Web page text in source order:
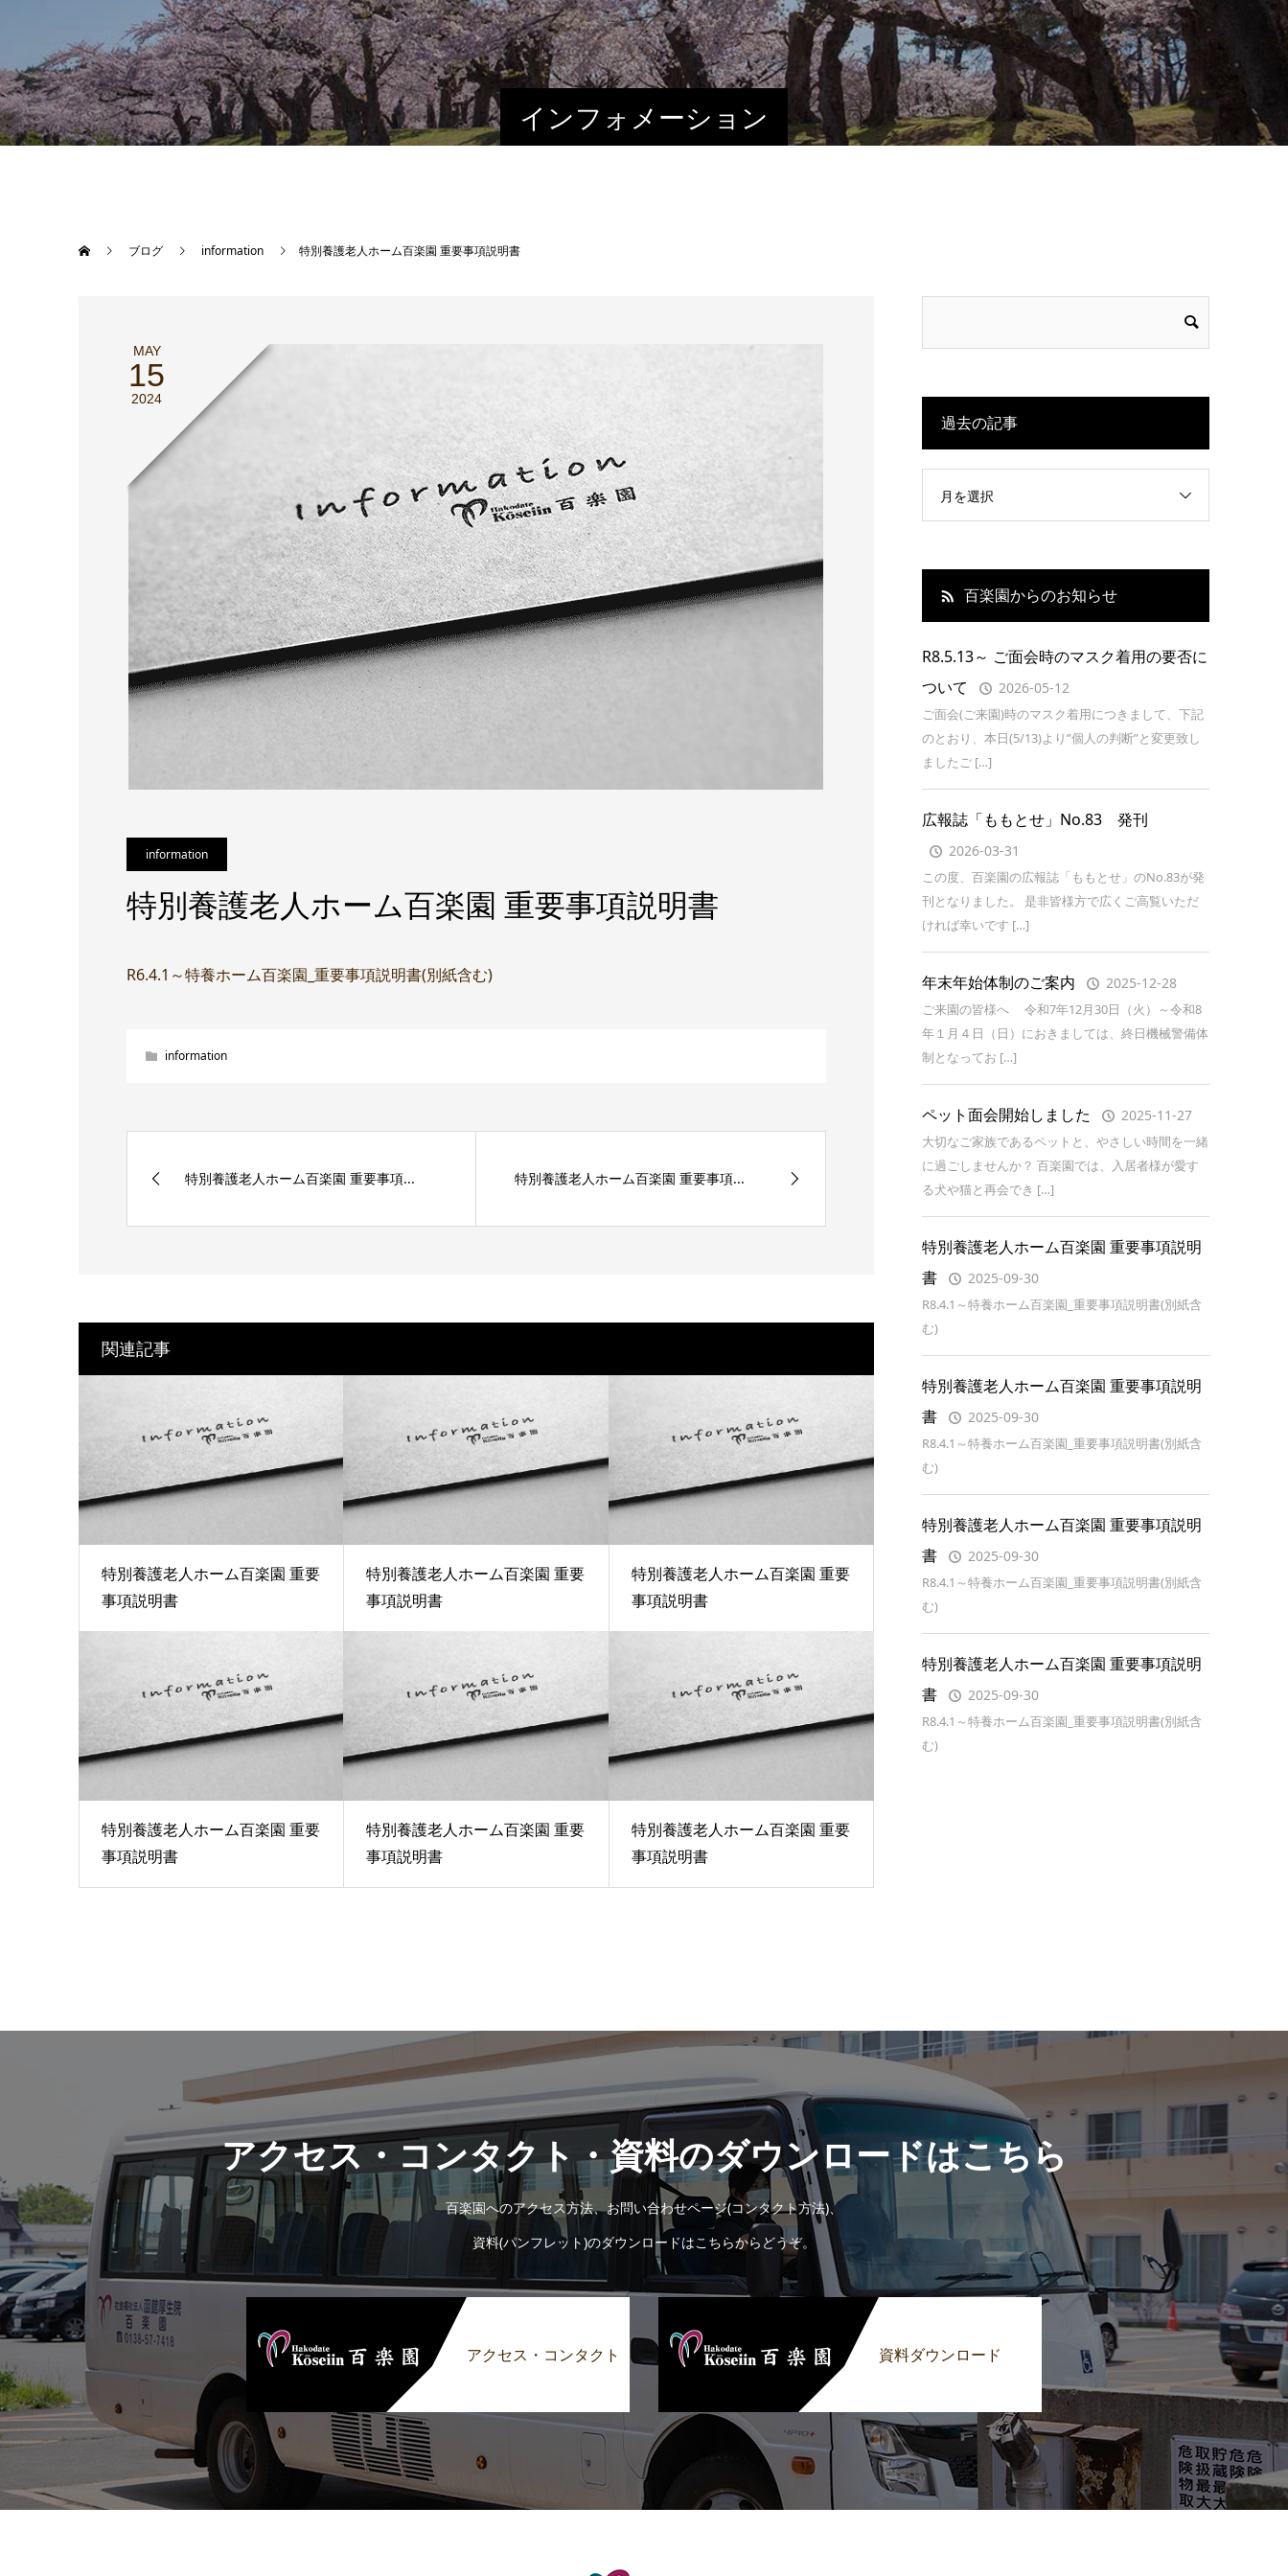
インフォメーション
ブログ information 特別養護老人ホーム百楽園 重要事項説明書
MAY
15
2024
information
特別養護老人ホーム百楽園 重要事項説明書
R6.4.1～特養ホーム百楽園_重要事項説明書(別紙含む)
information
特別養護老人ホーム百楽園 重要事項... 特別養護老人ホーム百楽園 重要事項...
関連記事
特別養護老人ホーム百楽園 重要
事項説明書
特別養護老人ホーム百楽園 重要
事項説明書
特別養護老人ホーム百楽園 重要
事項説明書
特別養護老人ホーム百楽園 重要
事項説明書
特別養護老人ホーム百楽園 重要
事項説明書
特別養護老人ホーム百楽園 重要
事項説明書
過去の記事
月を選択
百楽園からのお知らせ
R8.5.13～ ご面会時のマスク着用の要否に
ついて
2026-05-12
ご面会(ご来園)時のマスク着用につきまして、下記
のとおり、本日(5/13)より”個人の判断”と変更致し
ましたご […]
広報誌「ももとせ」No.83 発刊
2026-03-31
この度、百楽園の広報誌「ももとせ」のNo.83が発
刊となりました。 是非皆様方で広くご高覧いただ
ければ幸いです […]
年末年始体制のご案内 2025-12-28
ご来園の皆様へ 令和7年12月30日（火）～令和8
年１月４日（日）におきましては、終日機械警備体
制となってお […]
ペット面会開始しました 2025-11-27
大切なご家族であるペットと、やさしい時間を一緒
に過ごしませんか？ 百楽園では、入居者様が愛す
る犬や猫と再会でき […]
特別養護老人ホーム百楽園 重要事項説明
書
2025-09-30
R8.4.1～特養ホーム百楽園_重要事項説明書(別紙含
む)
特別養護老人ホーム百楽園 重要事項説明
書
2025-09-30
R8.4.1～特養ホーム百楽園_重要事項説明書(別紙含
む)
特別養護老人ホーム百楽園 重要事項説明
書
2025-09-30
R8.4.1～特養ホーム百楽園_重要事項説明書(別紙含
む)
特別養護老人ホーム百楽園 重要事項説明
書
2025-09-30
R8.4.1～特養ホーム百楽園_重要事項説明書(別紙含
む)
アクセス・コンタクト・資料のダウンロードはこちら
百楽園へのアクセス方法、お問い合わせページ(コンタクト方法)、
資料(パンフレット)のダウンロードはこちらからどうぞ。
アクセス・コンタクト 資料ダウンロード